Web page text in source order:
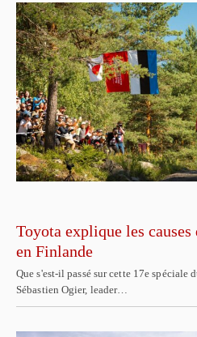
Toyota explique les
en Finlande
Que s'est-il passé sur cette 17e spéciale
Sébastien Ogier, leader…